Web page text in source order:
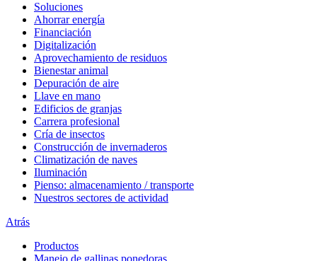
Soluciones
Ahorrar energía
Financiación
Digitalización
Aprovechamiento de residuos
Bienestar animal
Depuración de aire
Llave en mano
Edificios de granjas
Carrera profesional
Cría de insectos
Construcción de invernaderos
Climatización de naves
Iluminación
Pienso: almacenamiento / transporte
Nuestros sectores de actividad
Atrás
Productos